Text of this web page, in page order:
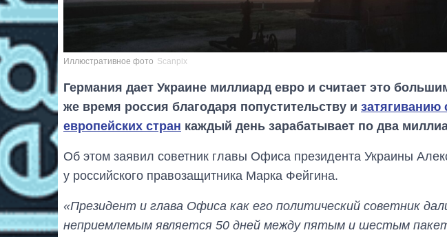
Иллюстративное фото Scanpix
Германия дает Украине миллиард евро и считает это
же время россия благодаря попустительству и затягиванию
европейских стран каждый день зарабатывает по два
Об этом заявил советник главы Офиса президента Украины
у российского правозащитника Марка Фейгина.
«Президент и глава Офиса как его политический советник
неприемлемым является 50 дней между пятым и шестым